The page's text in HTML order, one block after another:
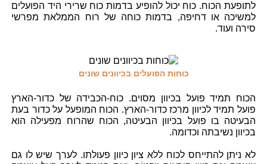
לתופעת הכוח. כוח יכול להופיע בדמות כוח שרירי היד הפועלים
למשיכה או דחיפה, בדמות כוחה של רוח הממלאת מפרשי
סירה ועוד.
כוחות הפועלים בכיוונים שונים
הכוח תמיד פועל בכיוון מסוים. כוח-הכבידה של כדור-הארץ
פועל תמיד לכיוון מרכז כדור-הארץ. הכוח המופעל על כדור בעת
הבעיטה בו פועל בכיוון הבעיטה, הכוח שהרוח מפעילה הוא
בכיוון נשיבתה וכדומה.
לא ניתן להתייחס לכוח ללא ציון כיוון פעולתו. לערך שיש לו גם